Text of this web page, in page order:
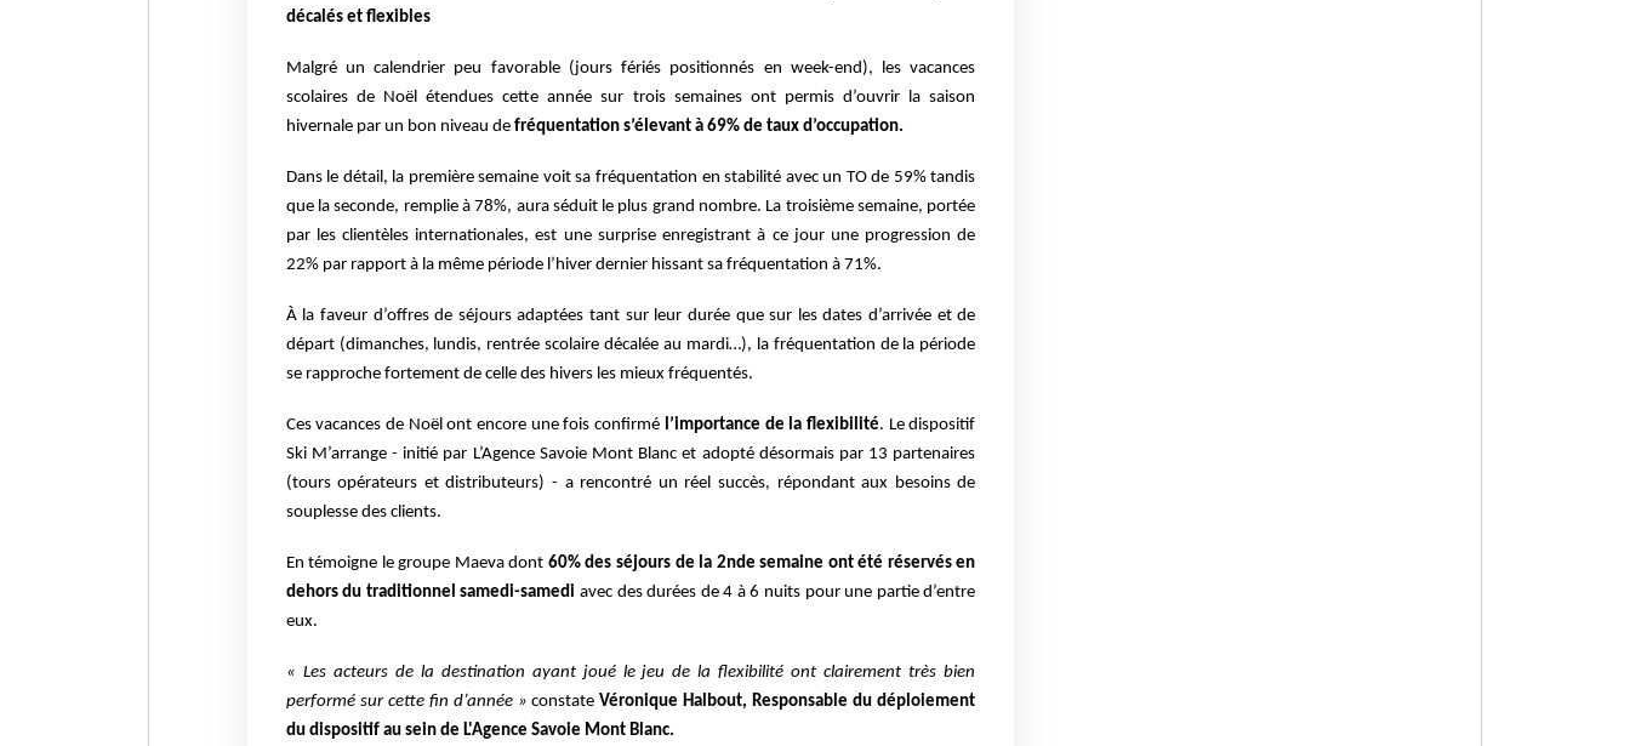
décalés et flexibles
Malgré un calendrier peu favorable (jours fériés positionnés en week-end), les vacances
scolaires de Noël étendues cette année sur trois semaines ont permis d’ouvrir la saison
hivernale par un bon niveau de fréquentation s’élevant à 69% de taux d’occupation.
Dans le détail, la première semaine voit sa fréquentation en stabilité avec un TO de 59% tandis
que la seconde, remplie à 78%, aura séduit le plus grand nombre. La troisième semaine, portée
par les clientèles internationales, est une surprise enregistrant à ce jour une progression de
22% par rapport à la même période l’hiver dernier hissant sa fréquentation à 71%.
À la faveur d’offres de séjours adaptées tant sur leur durée que sur les dates d’arrivée et de
départ (dimanches, lundis, rentrée scolaire décalée au mardi…), la fréquentation de la période
se rapproche fortement de celle des hivers les mieux fréquentés.
Ces vacances de Noël ont encore une fois confirmé l’importance de la flexibilité. Le dispositif
Ski M’arrange - initié par L’Agence Savoie Mont Blanc et adopté désormais par 13 partenaires
(tours opérateurs et distributeurs) - a rencontré un réel succès, répondant aux besoins de
souplesse des clients.
En témoigne le groupe Maeva dont 60% des séjours de la 2nde semaine ont été réservés en
dehors du traditionnel samedi-samedi avec des durées de 4 à 6 nuits pour une partie d’entre
eux.
« Les acteurs de la destination ayant joué le jeu de la flexibilité ont clairement très bien
performé sur cette fin d’année » constateVéronique Halbout,Responsable du déploiement
du dispositif au sein de L'Agence Savoie Mont Blanc.